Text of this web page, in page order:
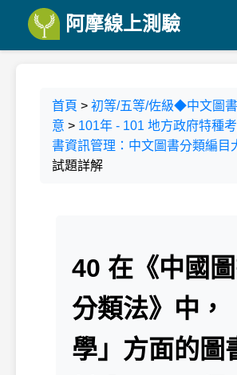
阿摩線上測驗
首頁 > 初等/五等/佐級◆中文圖
意 > 101年 - 101 地方政府特種
書資訊管理：中文圖書分類編目
試題詳解
40 在《中國
分類法》中，
學」方面的圖